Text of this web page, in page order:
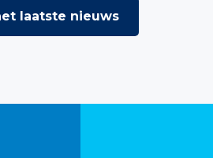
laatste nieuws